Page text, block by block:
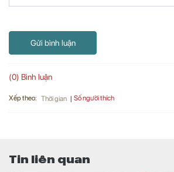
Gửi bình luận
(0) Bình luận
Xếp theo: Thời gian Số người thích
Tin liên quan